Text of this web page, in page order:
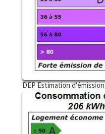
DEP Estimation d'émission